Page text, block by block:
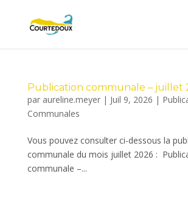
Publication communale – juillet
par aureline.meyer| Juil 9, 2026 |
Communales
Vous pouvez consulter ci-dessous la
communale du mois juillet 2026 :
communale –...